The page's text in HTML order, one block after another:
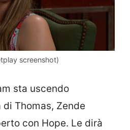
screenshot)
sta uscendo
Thomas, Zende
con Hope. Le dirà